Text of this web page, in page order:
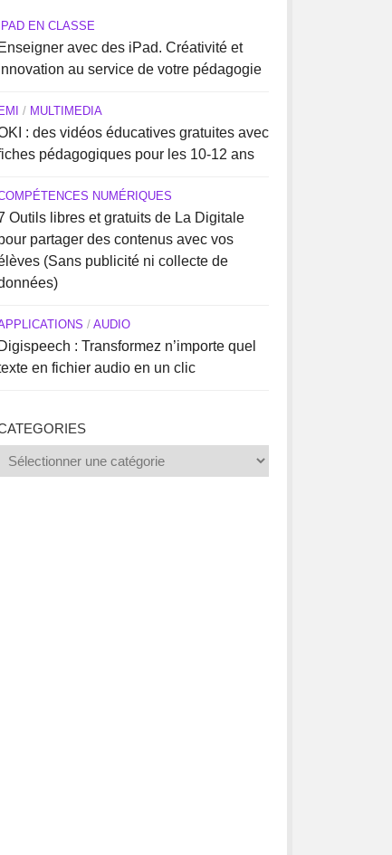
IPAD EN CLASSE
Enseigner avec des iPad. Créativité et
au service de votre pédagogie
EMI / MULTIMEDIA
: des vidéos éducatives gratuites avec
pédagogiques pour les 10-12 ans
NUMÉRIQUES
Outils libres et gratuits de La Digitale
partager des contenus avec vos
(Sans publicité ni collecte de
/ AUDIO
Digispeech : Transformez n’importe quel
en fichier audio en un clic
Categories